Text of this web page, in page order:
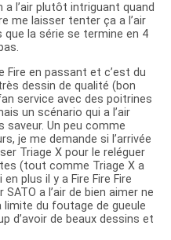
l’air plutôt intriguant quand
me laisser tenter ça a l’air
que la série se termine en 4
Fire en passant et c’est du
dessin de qualité (bon
service avec des poitrines
un scénario qui a l’air
saveur. Un peu comme
je me demande si l’arrivée
Triage X pour le reléguer
(tout comme Triage X a
plus il y a Fire Fire Fire
a l’air de bien aimer ne
du foutage de gueule
d’avoir de beaux dessins et